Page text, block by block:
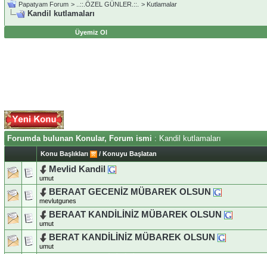
Papatyam Forum > ..::.ÖZEL GÜNLER.::. > Kutlamalar
Kandil kutlamaları
Üyemiz Ol
Forumda bulunan Konular, Forum ismi : Kandil kutlamaları
Konu Başlıkları / Konuyu Başlatan
Mevlid Kandil
umut
BERAAT GECENİZ MÜBAREK OLSUN
mevlutgunes
BERAAT KANDİLİNİZ MÜBAREK OLSUN
umut
BERAT KANDİLİNİZ MÜBAREK OLSUN
umut